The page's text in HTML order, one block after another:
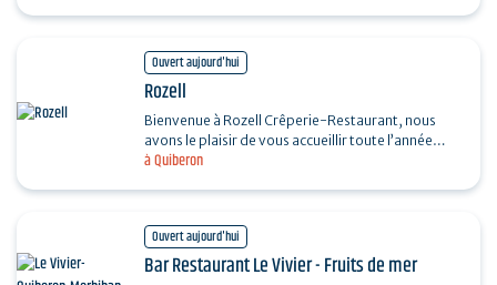
Ouvert aujourd'hui
à Quiberon
Rozell
Bienvenue à Rozell Crêperie-Restaurant, nous
avons le plaisir de vous accueillir toute l’année
dans une ambiance chaleureuse et familiale.
Ouvert aujourd'hui
Bar Restaurant Le Vivier - Fruits de mer